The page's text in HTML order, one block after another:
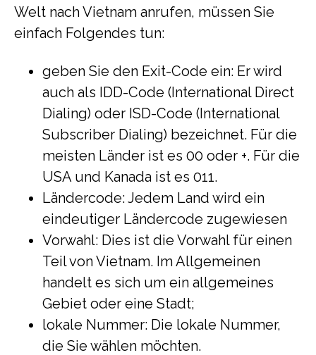
Welt nach Vietnam anrufen, müssen Sie
einfach Folgendes tun:
geben Sie den Exit-Code ein: Er wird
auch als IDD-Code (International Direct
Dialing) oder ISD-Code (International
Subscriber Dialing) bezeichnet. Für die
meisten Länder ist es 00 oder +. Für die
USA und Kanada ist es 011.
Ländercode: Jedem Land wird ein
eindeutiger Ländercode zugewiesen
Vorwahl: Dies ist die Vorwahl für einen
Teil von Vietnam. Im Allgemeinen
handelt es sich um ein allgemeines
Gebiet oder eine Stadt;
lokale Nummer: Die lokale Nummer,
die Sie wählen möchten.